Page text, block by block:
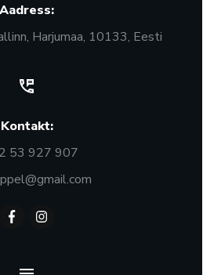
Aadress:
Harjumaa, 10133, Eesti
Kontakt:
53 927 907